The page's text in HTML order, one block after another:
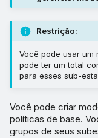
Restrição:
Você pode usar um
pode ter um total
para esses sub-
Você pode criar
políticas de base.
grupos de seus